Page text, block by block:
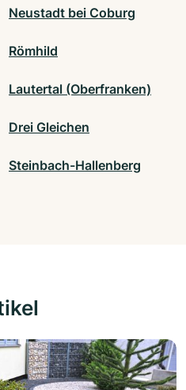
Neustadt bei Coburg
Römhild
Lautertal (Oberfranken)
Drei Gleichen
Steinbach-Hallenberg